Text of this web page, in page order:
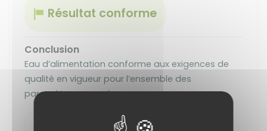
Résultat conforme
Conclusion
Eau d’alimentation conforme aux exigences de
qualité en vigueur pour l’ensemble des
paramètres mesurés.
Télécharger le bulletin sanitaire